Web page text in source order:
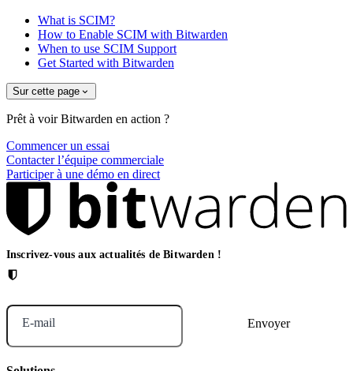
What is SCIM?
How to Enable SCIM with Bitwarden
When to use SCIM Support
Get Started with Bitwarden
Sur cette page
Prêt à voir Bitwarden en action ?
Commencer un essai
Contacter l’équipe commerciale
Participer à une démo en direct
Inscrivez-vous aux actualités de Bitwarden !
E-mail